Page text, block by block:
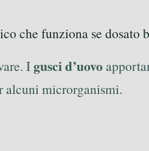
che funziona se dosato
Igusci d’uovo
alcuni microrganismi.